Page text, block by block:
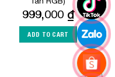
999,000 ₫
ADD TO CART